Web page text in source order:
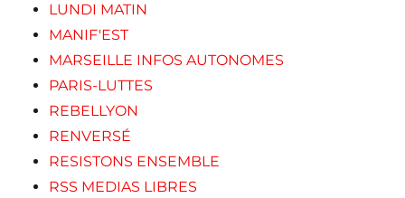
LUNDI MATIN
MANIF'EST
MARSEILLE INFOS AUTONOMES
PARIS-LUTTES
REBELLYON
RENVERSÉ
RESISTONS ENSEMBLE
RSS MEDIAS LIBRES